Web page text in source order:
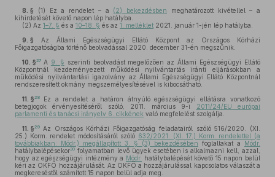
8. § (1) Ez a rendelet – a (2) bekezdésben meghatározott kivétellel – a
kihirdetését követő napon lép hatályba.
(2) Az 1–7. § és a 10–18. § és az 1. melléklet 2021. január 1-jén lép hatályba.
9. § Az Állami Egészségügyi Ellátó Központ az Országos Kórházi
Főigazgatóságba történő beolvadással 2020. december 31-én megszűnik.
10. §27 A 9. § szerinti beolvadást megelőzően az Állami Egészségügyi Ellátó
Központnál kezdeményezett működési nyilvántartás iránti eljárásokban a
működési nyilvántartási igazolvány az Állami Egészségügyi Ellátó Központnál
rendszeresített okmány megszemélyesítésével is kibocsátható.
11. §28
Ez a rendelet a határon átnyúló egészségügyi ellátásra vonatkozó
betegjogok érvényesítéséről szóló, 2011. március 9-i
2011/24/EU európai
parlamenti és tanácsi irányelv 6. cikkének való megfelelést szolgálja.
11. §29 Az Országos Kórházi Főigazgatóság feladatairól szóló 516/2020. (XI.
25.) Korm. rendelet módosításáról szóló 632/2021. (XI. 17.) Korm. rendelettel (a
továbbiakban: Módr.) megállapított 3. § (3) bekezdésében foglaltakat a Módr.
hatálybalépésekor30 folyamatban levő ügyek esetében is alkalmazni kell, azzal,
hogy az egészségügyi intézmény a Módr. hatálybalépését követő 15 napon belül
kéri az OKFŐ hozzájárulását. Az OKFŐ a hozzájárulással kapcsolatos válaszát a
megkereséstől számított 15 napon belül adja meg.